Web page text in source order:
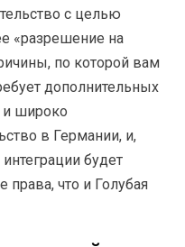
с целью
«разрешение на
по которой вам
дополнительных
и широко
в Германии, и,
будет
что и Голубая